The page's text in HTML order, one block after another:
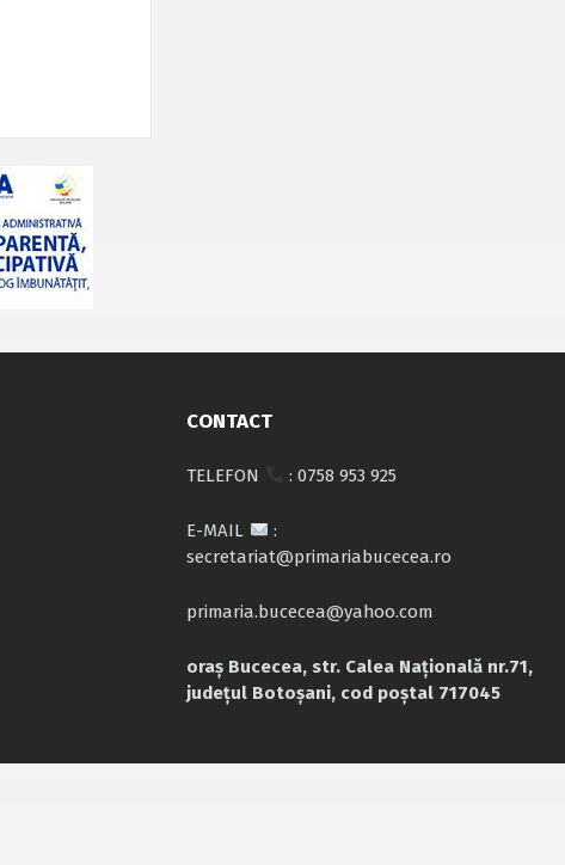
CONTACT
TELEFON : 0758 953 925
E-MAIL
:
secretariat@primariabucecea.ro
primaria.bucecea@yahoo.com
oraș Bucecea, str. Calea Națională nr.71,
județul Botoșani, cod poștal 717045